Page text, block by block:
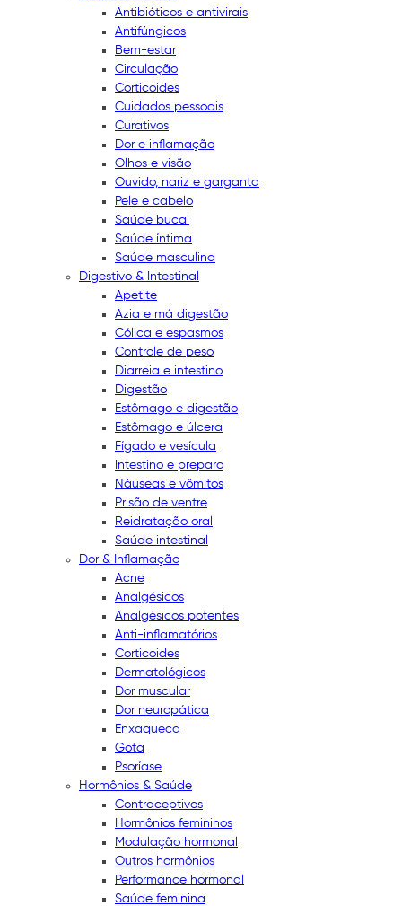
Antibióticos e antivirais
Antifúngicos
Bem-estar
Circulação
Corticoides
Cuidados pessoais
Curativos
Dor e inflamação
Olhos e visão
Ouvido, nariz e garganta
Pele e cabelo
Saúde bucal
Saúde íntima
Saúde masculina
Digestivo & Intestinal
Apetite
Azia e má digestão
Cólica e espasmos
Controle de peso
Diarreia e intestino
Digestão
Estômago e digestão
Estômago e úlcera
Fígado e vesícula
Intestino e preparo
Náuseas e vômitos
Prisão de ventre
Reidratação oral
Saúde intestinal
Dor & Inflamação
Acne
Analgésicos
Analgésicos potentes
Anti-inflamatórios
Corticoides
Dermatológicos
Dor muscular
Dor neuropática
Enxaqueca
Gota
Psoríase
Hormônios & Saúde
Contraceptivos
Hormônios femininos
Modulação hormonal
Outros hormônios
Performance hormonal
Saúde feminina